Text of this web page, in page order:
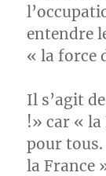
entendre
« la force
Il s’agit
!» car « la
pour tous.
la France